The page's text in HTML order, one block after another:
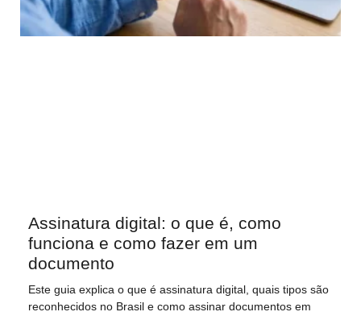
Assinatura digital: o que é, como
funciona e como fazer em um
documento
Este guia explica o que é assinatura digital, quais tipos são
reconhecidos no Brasil e como assinar documentos em